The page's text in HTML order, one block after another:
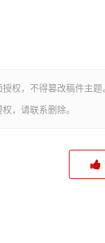
权，不得篡改稿件主题
，请联系删除。